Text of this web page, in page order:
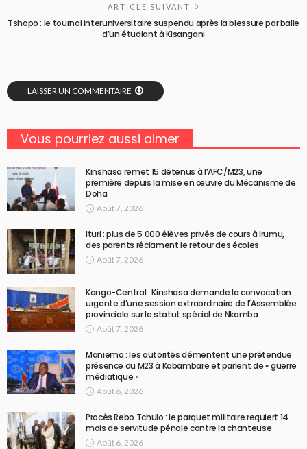
ARTICLE SUIVANT
Tshopo : le tournoi interuniversitaire suspendu après la blessure par balle
d’un étudiant à Kisangani
LAISSER UN COMMENTAIRE
Vous pourriez aussi aimer
Kinshasa remet 15 détenus à l’AFC/M23, une
première depuis la mise en œuvre du Mécanisme de
Doha
Août 7, 2026
Ituri : plus de 5 000 élèves privés de cours à Irumu,
des parents réclament le retour des écoles
Août 7, 2026
Kongo-Central : Kinshasa demande la convocation
urgente d’une session extraordinaire de l’Assemblée
provinciale sur le statut spécial de Nkamba
Août 7, 2026
Maniema : les autorités démentent une prétendue
présence du M23 à Kabambare et parlent de « guerre
médiatique »
Août 6, 2026
Procès Rebo Tchulo : le parquet militaire requiert 14
mois de servitude pénale contre la chanteuse
Août 6, 2026